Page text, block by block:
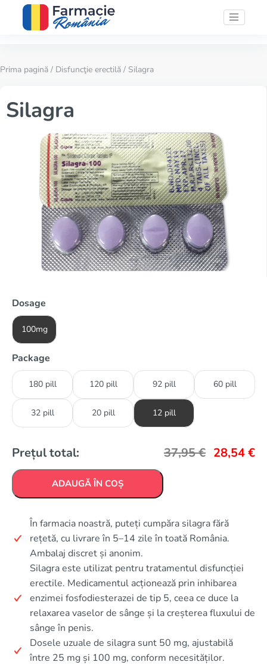
Prima pagină / Disfuncţie erectilă / Silagra
Silagra
Dosage
100mg
Package
180 pill 120 pill 92 pill 60 pill
32 pill 20 pill 12 pill
Prețul total: 37,95€ 28,54€
ADAUGĂ ÎN COȘ
În farmacia noastră, puteți cumpăra silagra fără
rețetă, cu livrare în 5–14 zile în toată România.
Ambalaj discret și anonim.
Silagra este utilizat pentru tratamentul disfuncției
erectile. Medicamentul acționează prin inhibarea
enzimei fosfodiesterazei de tip 5, ceea ce duce la
relaxarea vaselor de sânge și la creșterea fluxului de
sânge în penis.
Dosele uzuale de silagra sunt 50 mg, ajustabilă
între 25 mg și 100 mg, conform necesităților.